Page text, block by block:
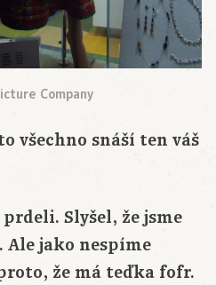
Company
všechno snáší ten váš
Slyšel, že jsme
jako nespíme
že má teďka fofr.